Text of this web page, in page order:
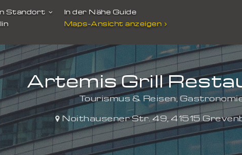
Standort
In der Nähe Guide
Maps-Ansicht anzeigen
Artemis Grill
Tourismus & Reisen,
Noithausener Str. 49,41515